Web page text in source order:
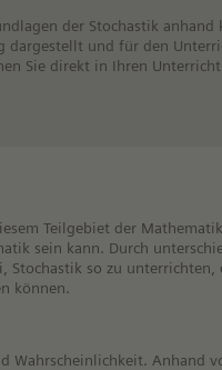
der Stochastik anhand
dargestellt und für den
Sie direkt in Ihren
Teilgebiet der
sein kann. Durch
so zu unterrichten,
können.
Wahrscheinlichkeit. Anhand